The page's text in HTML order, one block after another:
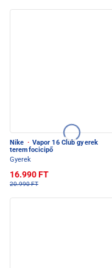
Nike · Vapor 16 Club gyerek
teremfocicipő
Gyerek
16.990 FT
20.990 FT